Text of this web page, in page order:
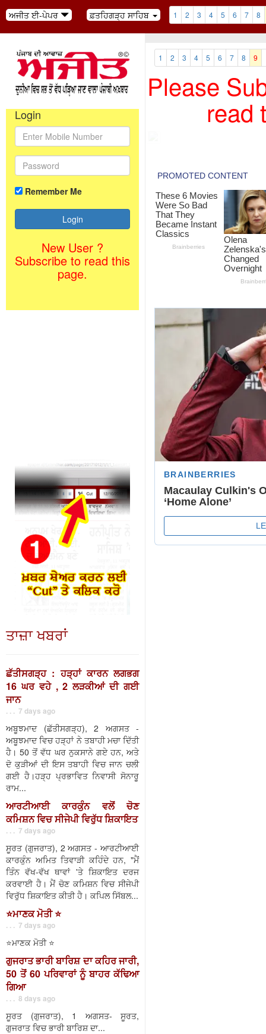
ਅਜੀਤ ਈ-ਪੇਪਰ ਫ਼ਤਹਿਗੜ੍ਹ ਸਾਹਿਬ 1 2 3 4 5 6 7 8
Login
Remember Me
New User ?
Subscribe to read this
page.
ਤਾਜ਼ਾ ਖਬਰਾਂ
ਛੱਤੀਸਗੜ੍ਹ : ਹੜ੍ਹਾਂ ਕਾਰਨ ਲਗਭਗ
16 ਘਰ ਵਹੇ , 2 ਲੜਕੀਆਂ ਦੀ ਗਈ
ਜਾਨ
. . . 7 days ago
ਅਬੂਝਮਾਦ (ਛੱਤੀਸਗੜ੍ਹ), 2 ਅਗਸਤ -
ਅਬੂਝਮਾਦ ਵਿਚ ਹੜ੍ਹਾਂ ਨੇ ਤਬਾਹੀ ਮਚਾ ਦਿੱਤੀ
ਹੈ। 50 ਤੋਂ ਵੱਧ ਘਰ ਨੁਕਸਾਨੇ ਗਏ ਹਨ, ਅਤੇ
ਦੋ ਕੁੜੀਆਂ ਦੀ ਇਸ ਤਬਾਹੀ ਵਿਚ ਜਾਨ ਚਲੀ
ਗਈ ਹੈ।ਹੜ੍ਹ ਪ੍ਰਭਾਵਿਤ ਨਿਵਾਸੀ ਸੋਨਾਰੂ
ਰਾਮ...
ਆਰਟੀਆਈ ਕਾਰਕੁੰਨ ਵਲੋਂ ਚੋਣ
ਕਮਿਸ਼ਨ ਵਿਚ ਸੀਜੇਪੀ ਵਿਰੁੱਧ ਸ਼ਿਕਾਇਤ
. . . 7 days ago
ਸੂਰਤ (ਗੁਜਰਾਤ), 2 ਅਗਸਤ - ਆਰਟੀਆਈ
ਕਾਰਕੁੰਨ ਅਮਿਤ ਤਿਵਾੜੀ ਕਹਿੰਦੇ ਹਨ, "ਮੈਂ
ਤਿੰਨ ਵੱਖ-ਵੱਖ ਥਾਵਾਂ 'ਤੇ ਸ਼ਿਕਾਇਤ ਦਰਜ
ਕਰਵਾਈ ਹੈ। ਮੈਂ ਚੋਣ ਕਮਿਸ਼ਨ ਵਿਚ ਸੀਜੇਪੀ
ਵਿਰੁੱਧ ਸ਼ਿਕਾਇਤ ਕੀਤੀ ਹੈ। ਕਪਿਲ ਸਿੱਬਲ...
⭐️ਮਾਣਕ ਮੋਤੀ ⭐️
. . . 7 days ago
⭐️ਮਾਣਕ ਮੋਤੀ ⭐️
ਗੁਜਰਾਤ ਭਾਰੀ ਬਾਰਿਸ਼ ਦਾ ਕਹਿਰ ਜਾਰੀ,
50 ਤੋਂ 60 ਪਰਿਵਾਰਾਂ ਨੂੰ ਬਾਹਰ ਕੱਢਿਆ
ਗਿਆ
. . . 8 days ago
ਸੂਰਤ (ਗੁਜਰਾਤ), 1 ਅਗਸਤ- ਸੂਰਤ,
ਗੁਜਰਾਤ ਵਿਚ ਭਾਰੀ ਬਾਰਿਸ਼ ਦਾ...
1 2 3 4 5 6 7 8 9
Please
read